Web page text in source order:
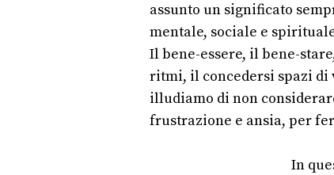
assunto un significato
mentale, sociale e
Il bene-essere, il bene-
ritmi, il concedersi spazi di
illudiamo di non
frustrazione e ansia, per
In